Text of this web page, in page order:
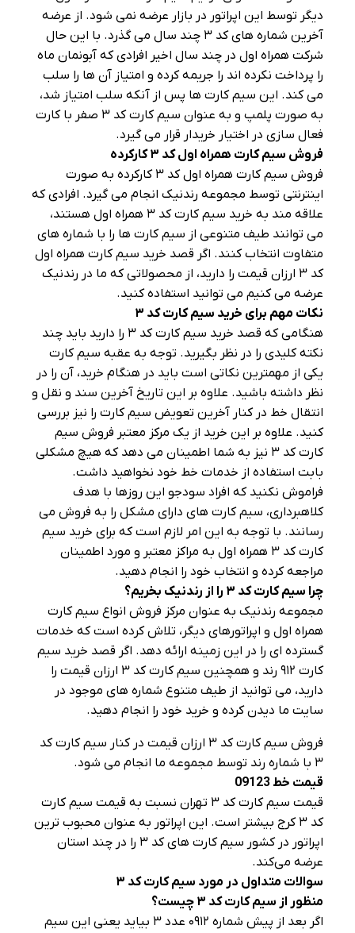
دیگر توسط این اپراتور در بازار عرضه نمی‌ شود. از عرضه
آخرین شماره‌ های کد ۳ چند سال می‌ گذرد. با این حال
شرکت همراه اول در چند سال اخیر افرادی که آبونمان ماه
را پرداخت نکرده‌ اند را جریمه کرده و امتیاز آن ها را سلب
می‌ کند. این سیم کارت‌ ها پس از آنکه سلب امتیاز شد،
به صورت پلمپ و به عنوان سیم کارت کد ۳ صفر با کارت
فعال سازی در اختیار خریدار قرار می‌ گیرد.
فروش سیم کارت همراه اول کد ۳کارکرده
فروش سیم کارت همراه اول کد ۳ کارکرده به صورت
اینترنتی توسط مجموعه رندنیک انجام می‌ گیرد. افرادی که
علاقه مند به خرید سیم کارت کد ۳ همراه اول هستند،
می‌ توانند طیف متنوعی از سیم کارت‌ ها را با شماره‌ های
متفاوت انتخاب کنند. اگر قصد خرید سیم کارت همراه اول
کد ۳ ارزان قیمت را دارید، از محصولاتی که ما در رندنیک
عرضه می‌ کنیم می‌ توانید استفاده کنید.
نکات مهم برای خرید سیم کارت کد ۳
هنگامی که قصد خرید سیم کارت کد ۳ را دارید باید چند
نکته کلیدی را در نظر بگیرید. توجه به عقبه سیم کارت
یکی از مهمترین نکاتی است باید در هنگام خرید، آن را در
نظر داشته باشید. علاوه بر این تاریخ آخرین سند و نقل و
انتقال خط در کنار آخرین تعویض سیم کارت را نیز بررسی
کنید. علاوه بر این خرید از یک مرکز معتبر فروش سیم
کارت کد ۳ نیز به شما اطمینان می‌ دهد که هیچ مشکلی
بابت استفاده از خدمات خط خود نخواهید داشت.
فراموش نکنید که افراد سودجو این روزها با هدف
کلاهبرداری، سیم کارت‌ های دارای مشکل را به فروش می‌
رسانند. با توجه به این امر لازم است که برای خرید سیم
کارت کد ۳ همراه اول به مراکز معتبر و مورد اطمینان
مراجعه کرده و انتخاب خود را انجام دهید.
چرا سیم کارت کد ۳ را از رندنیک بخریم؟
مجموعه رندنیک به عنوان مرکز فروش انواع سیم کارت
همراه اول و اپراتورهای دیگر، تلاش کرده است که خدمات
گسترده‌ ای را در این زمینه ارائه دهد. اگر قصد خرید سیم
کارت ۹۱۲ رند و همچنین سیم کارت کد ۳ ارزان قیمت را
دارید، می‌ توانید از طیف متنوع شماره‌ های موجود در
سایت ما دیدن کرده و خرید خود را انجام دهید.
فروش سیم کارت کد ۳ ارزان قیمت در کنار سیم کارت کد
۳ با شماره رند توسط مجموعه ما انجام می‌ شود.
قیمت خط 09123
قیمت سیم کارت کد ۳ تهران نسبت به قیمت سیم کارت
کد ۳ کرج بیشتر است. این اپراتور به عنوان محبوب‌ ترین
اپراتور در کشور سیم کارت‌ های کد ۳ را در چند استان
عرضه می‌کند.
سوالات متداول در مورد سیم کارت کد ۳
منظور از سیم کارت کد ۳ چیست؟
اگر بعد از پیش شماره ۰۹۱۲ عدد ۳ بیاید یعنی این سیم